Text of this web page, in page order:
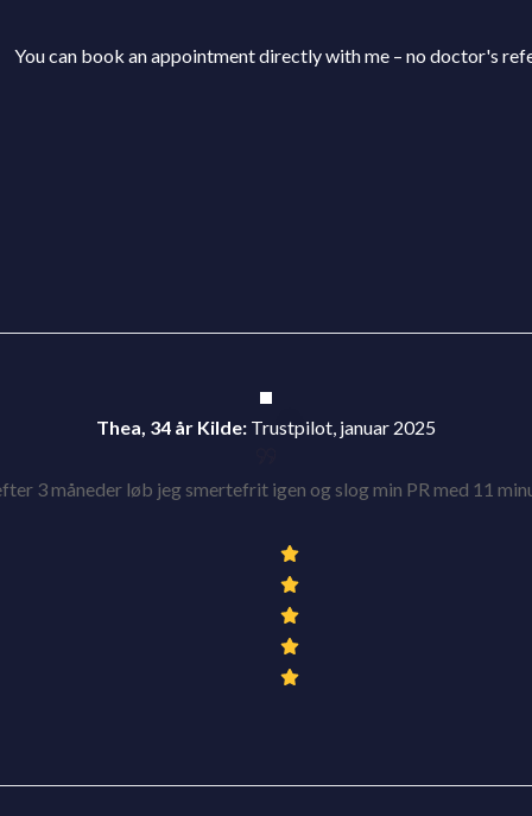
You can book an appointment directly with me – no doctor's
Thea, 34 år Kilde: Trustpilot, januar 2025
3 måneder løb jeg smertefrit igen og slog min PR med 11